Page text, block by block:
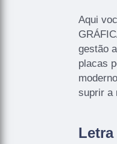
Aqui
gestão
placas
suprir a